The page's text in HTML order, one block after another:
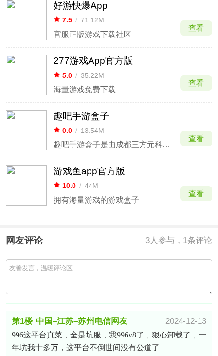
好游快爆App
7.5 / 71.12M
官服正版游戏下载社区
查看
277游戏App官方版
5.0 / 35.22M
海量游戏免费下载
查看
趣吧手游盒子
0.0 / 13.54M
趣吧手游盒子是由成都三方元科技有限公司推出的一款精品手机游戏盒子。里面涵盖了时下流行的RPG类、MOBA类、FPS类、益智类等等类型的热门手游，可以满足千万手游爱好者的需求，其中聚合了海量的优质安卓手游、精品传奇等诸多资源以及各类游戏资讯、攻略等等。
查看
游戏鱼app官方版
10.0 / 44M
拥有海量游戏的游戏盒子
查看
网友评论 3 人参与，1条评论
第1楼 中国–江苏–苏州电信网友 2024-12-13
996这平台真菜，全是坑服，我996v8了，狠心卸载了，一
年坑我十多万，这平台不倒世间没有公道了